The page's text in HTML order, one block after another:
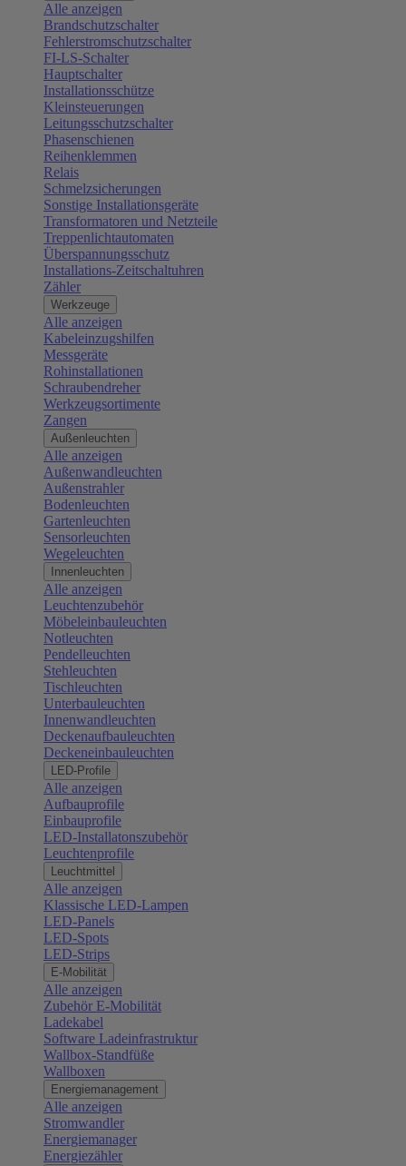
Alle anzeigen
Brandschutzschalter
Fehlerstromschutzschalter
FI-LS-Schalter
Hauptschalter
Installationsschütze
Kleinsteuerungen
Leitungsschutzschalter
Phasenschienen
Reihenklemmen
Relais
Schmelzsicherungen
Sonstige Installationsgeräte
Transformatoren und Netzteile
Treppenlichtautomaten
Überspannungsschutz
Installations-Zeitschaltuhren
Zähler
Werkzeuge
Alle anzeigen
Kabeleinzugshilfen
Messgeräte
Rohinstallationen
Schraubendreher
Werkzeugsortimente
Zangen
Außenleuchten
Alle anzeigen
Außenwandleuchten
Außenstrahler
Bodenleuchten
Gartenleuchten
Sensorleuchten
Wegeleuchten
Innenleuchten
Alle anzeigen
Leuchtenzubehör
Möbeleinbauleuchten
Notleuchten
Pendelleuchten
Stehleuchten
Tischleuchten
Unterbauleuchten
Innenwandleuchten
Deckenaufbauleuchten
Deckeneinbauleuchten
LED-Profile
Alle anzeigen
Aufbauprofile
Einbauprofile
LED-Installatonszubehör
Leuchtenprofile
Leuchtmittel
Alle anzeigen
Klassische LED-Lampen
LED-Panels
LED-Spots
LED-Strips
E-Mobilität
Alle anzeigen
Zubehör E-Mobilität
Ladekabel
Software Ladeinfrastruktur
Wallbox-Standfüße
Wallboxen
Energiemanagement
Alle anzeigen
Stromwandler
Energiemanager
Energiezähler